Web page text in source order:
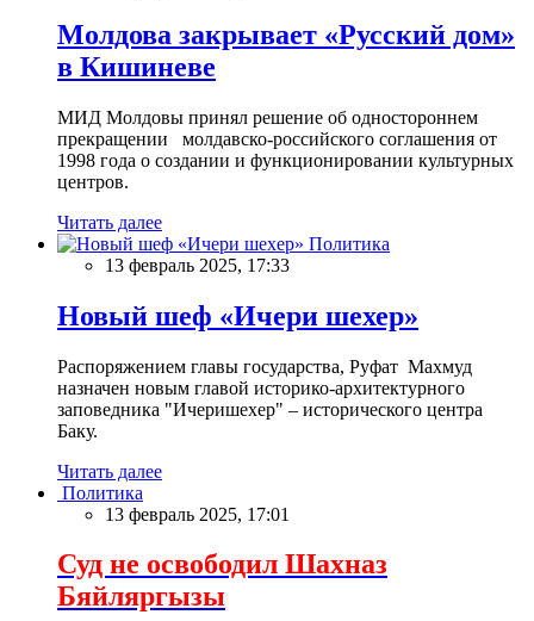
Молдова закрывает «Русский дом»
в Кишиневе
МИД Молдовы принял решение об одностороннем
прекращении молдавско-российского соглашения от
1998 года о создании и функционировании культурных
центров.
Читать далее
Политика
13 февраль 2025, 17:33
Новый шеф «Ичери шехер»
Распоряжением главы государства, Руфат Махмуд
назначен новым главой историко-архитектурного
заповедника "Ичеришехер" – исторического центра
Баку.
Читать далее
Политика
13 февраль 2025, 17:01
Суд не освободил Шахназ
Бяйляргызы